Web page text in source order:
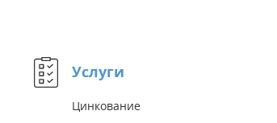
Услуги
Цинкование